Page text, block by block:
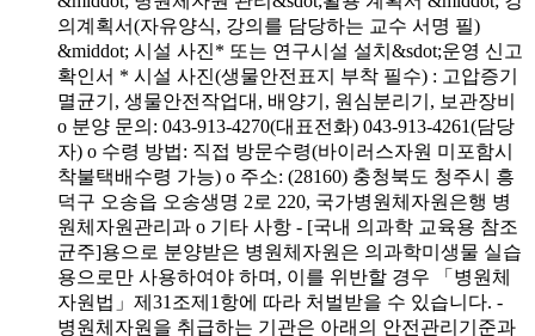
의계획서(자유양식, 강의를 담당하는 교수 서명 필)
&middot; 시설 사진* 또는 연구시설 설치&sdot;운영 신고
확인서 * 시설 사진(생물안전표지 부착 필수) : 고압증기
멸균기, 생물안전작업대, 배양기, 원심분리기, 보관장비
o 분양 문의: 043-913-4270(대표전화) 043-913-4261(담당
자) o 수령 방법: 직접 방문수령(바이러스자원 미포함시
착불택배수령 가능) o 주소: (28160) 충청북도 청주시 흥
덕구 오송읍 오송생명 2로 220, 국가병원체자원은행 병
원체자원관리과 o 기타 사항 - [국내 의과학 교육용 참조
균주]용으로 분양받은 병원체자원은 의과학미생물 실습
용으로만 사용하여야 하며, 이를 위반할 경우 「병원체
자원법」제31조제1항에 따라 처벌받을 수 있습니다. -
병원체자원을 취급하는 기관은 아래의 안전관리기준과